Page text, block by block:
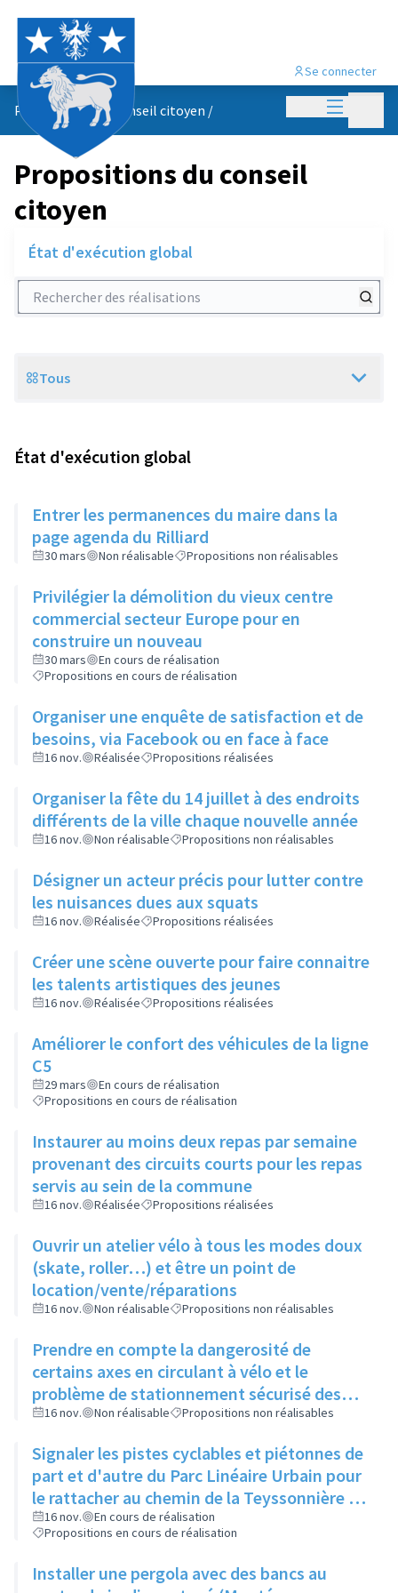
Menu
Se connecter
Propositions du conseil citoyen /
Propositions du conseil
citoyen
État d'exécution global
Rechercher des réalisations
Scope
Tous
État d'exécution global
Entrer les permanences du maire dans la
page agenda du Rilliard
30 mars Non réalisable Propositions non réalisables
Privilégier la démolition du vieux centre
commercial secteur Europe pour en
construire un nouveau
30 mars
En cours de réalisation
Propositions en cours de réalisation
Organiser une enquête de satisfaction et de
besoins, via Facebook ou en face à face
16 nov. Réalisée Propositions réalisées
Organiser la fête du 14 juillet à des endroits
différents de la ville chaque nouvelle année
16 nov. Non réalisable Propositions non réalisables
Désigner un acteur précis pour lutter contre
les nuisances dues aux squats
16 nov. Réalisée Propositions réalisées
Créer une scène ouverte pour faire connaitre
les talents artistiques des jeunes
16 nov. Réalisée Propositions réalisées
Améliorer le confort des véhicules de la ligne
C5
29 mars
En cours de réalisation
Propositions en cours de réalisation
Instaurer au moins deux repas par semaine
provenant des circuits courts pour les repas
servis au sein de la commune
16 nov. Réalisée Propositions réalisées
Ouvrir un atelier vélo à tous les modes doux
(skate, roller…) et être un point de
location/vente/réparations
16 nov. Non réalisable Propositions non réalisables
Prendre en compte la dangerosité de
certains axes en circulant à vélo et le
problème de stationnement sécurisé des
vélos avant d'ouvrir un atelier vélo
16 nov. Non réalisable Propositions non réalisables
Signaler les pistes cyclables et piétonnes de
part et d'autre du Parc Linéaire Urbain pour
le rattacher au chemin de la Teyssonnière et
à la route de Genève
16 nov.
En cours de réalisation
Propositions en cours de réalisation
Installer une pergola avec des bancs au